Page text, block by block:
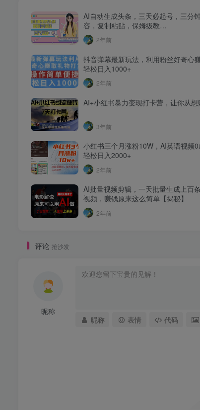
AI自动生成头条，三天必起号，三分
容，复制粘贴，保姆级教…
2年前
抖音弹幕最新玩法，利用粉丝好奇心
轻松日入1000+
2年前
AI+小红书暴力变现打卡营，让你从
3年前
小红书三个月涨粉10W，AI英语视频
轻松日入2000+
2年前
AI批量视频剪辑，一天批量生成上百
视频，赚钱原来这么简单【揭秘】
2年前
评论 抢沙发
昵称
昵称 表情 代码